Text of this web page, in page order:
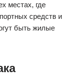
местах, где
средств и
быть жилые